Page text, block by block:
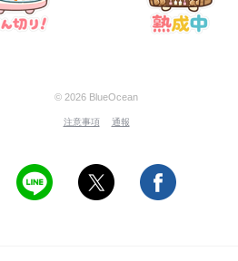
© 2026 BlueOcean
注意事項 通報